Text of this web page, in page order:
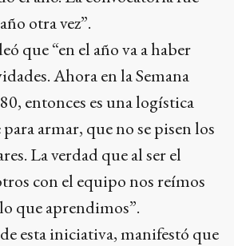
otra vez”.
que “en el año va a haber
Ahora en la Semana
entonces es una logística
armar, que no se pisen los
La verdad que al ser el
con el equipo nos reímos
que aprendimos”.
esta iniciativa, manifestó que